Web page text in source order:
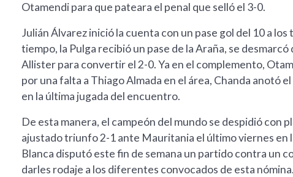
Otamendi para que pateara el penal que selló el 3-0.
Julián Álvarez inició la cuenta con un pase gol del 10 a
tiempo, la Pulga recibió un pase de la Araña, se
Allister para convertir el 2-0. Ya en el complemento,
por una falta a Thiago Almada en el área, Chanda anotó
en la última jugada del encuentro.
De esta manera, el campeón del mundo se despidió con
ajustado triunfo 2-1 ante Mauritania el último viernes en
Blanca disputó este fin de semana un partido contra un
darles rodaje a los diferentes convocados de esta nómina.